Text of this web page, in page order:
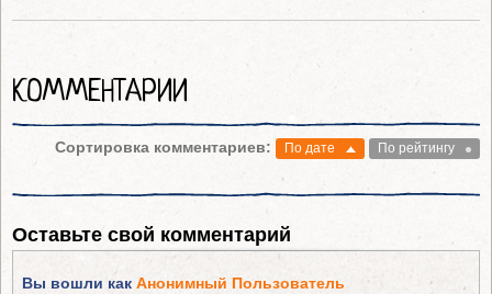
КОММЕНТАРИИ
Сортировка комментариев: По дате По рейтингу
Оставьте свой комментарий
Вы вошли как Анонимный Пользователь